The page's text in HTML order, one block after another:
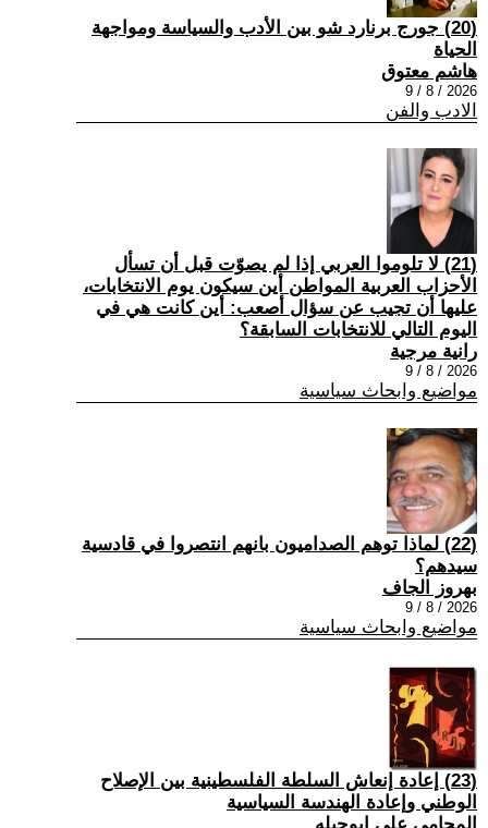
(20) جورج برنارد شو بين الأدب والسياسة ومواجهة
الحياة
هاشم معتوق
2026 / 8 / 9
الادب والفن
(21) لا تلوموا العربي إذا لم يصوّت قبل أن تسأل
الأحزاب العربية المواطن أين سيكون يوم الانتخابات،
عليها أن تجيب عن سؤال أصعب: أين كانت هي في
اليوم التالي للانتخابات السابقة؟
رانية مرجية
2026 / 8 / 9
مواضيع وابحاث سياسية
(22) ‏لماذا توهم الصداميون بانهم انتصروا في قادسية
سيدهم؟
بهروز الجاف
2026 / 8 / 9
مواضيع وابحاث سياسية
(23) إعادة إنعاش السلطة الفلسطينية بين الإصلاح
الوطني وإعادة الهندسة السياسية